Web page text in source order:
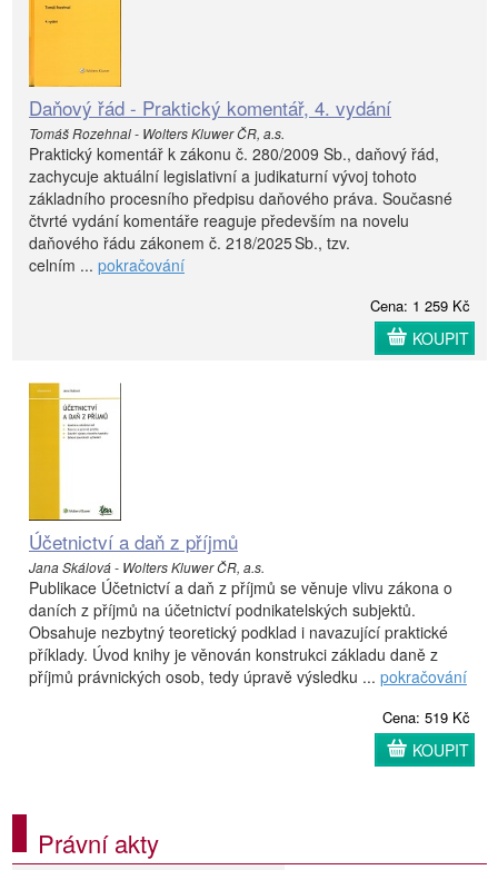
Daňový řád - Praktický komentář, 4. vydání
Tomáš Rozehnal - Wolters Kluwer ČR, a.s.
Praktický komentář k zákonu č. 280/2009 Sb., daňový řád,
zachycuje aktuální legislativní a judikaturní vývoj tohoto
základního procesního předpisu daňového práva. Současné
čtvrté vydání komentáře reaguje především na novelu
daňového řádu zákonem č. 218/2025 Sb., tzv.
celním ... pokračování
Cena: 1 259 Kč
KOUPIT
Účetnictví a daň z příjmů
Jana Skálová - Wolters Kluwer ČR, a.s.
Publikace Účetnictví a daň z příjmů se věnuje vlivu zákona o
daních z příjmů na účetnictví podnikatelských subjektů.
Obsahuje nezbytný teoretický podklad i navazující praktické
příklady. Úvod knihy je věnován konstrukci základu daně z
příjmů právnických osob, tedy úpravě výsledku ... pokračování
Cena: 519 Kč
KOUPIT
Právní akty